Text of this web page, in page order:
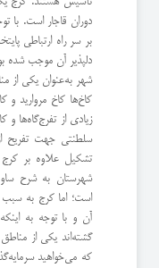
دوران قاجار است. با
بر سر راه ارتباطی
دلپذیر آن موجب شده
شهر به‌عنوان یکی از
کاخ‌ها کاخ مروارید و
زیادی از تفرج‌گاه‌ها و
سلطنتی جهت تفریح از
شهرستان به شرح
است؛ اما کرج به سبب
آن و با توجه به
گشته‌اند یکی از
که می‌خواهید